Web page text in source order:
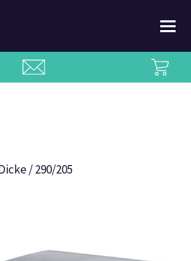
/ 290/205